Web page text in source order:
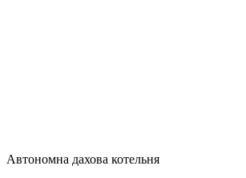
Автономна дахова котельня